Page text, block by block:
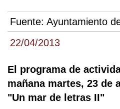
22/04/2013
Fuente: Ayuntamiento
El programa de
mañana martes, 23 de
"Un mar de letras II"